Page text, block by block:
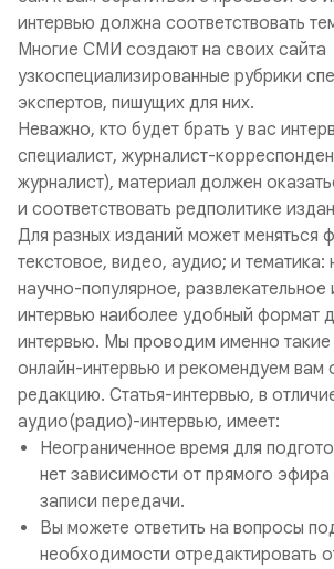
интервью должна соответствовать
Многие СМИ создают на своих сайта
узкоспециализированные рубрики
экспертов, пишущих для них.
Неважно, кто будет брать у вас
специалист, журналист-
журналист), материал должен
и соответствовать редполитике
Для разных изданий может меняться
текстовое, видео, аудио; и тематика:
научно-популярное, развлекательное
интервью наиболее удобный формат
интервью. Мы проводим именно такие
онлайн-интервью и рекомендуем вам
редакцию. Статья-интервью, в
аудио(радио)-интервью, имеет:
Неограниченное время для
нет зависимости от прямого
записи передачи.
Вы можете ответить на вопросы
необходимости отредактировать